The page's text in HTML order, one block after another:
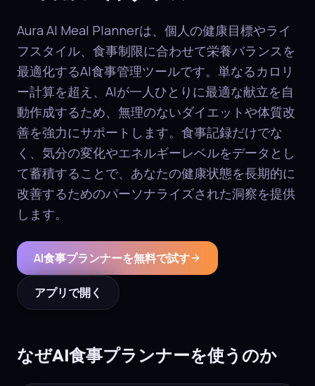
Aura AI Meal Plannerは、個人の健康目標やライ
フスタイル、食事制限に合わせて栄養バランスを
最適化するAI食事管理ツールです。単なるカロリ
ー計算を超え、AIが一人ひとりに最適な献立を自
動作成するため、無理のないダイエットや体質改
善を強力にサポートします。食事記録だけでな
く、気分の変化やエネルギーレベルをデータとし
て蓄積することで、あなたの健康状態を長期的に
改善するためのパーソナライズされた洞察を提供
します。
AI食事プランナーを無料で試す
アプリで開く
なぜAI食事プランナーを使うのか